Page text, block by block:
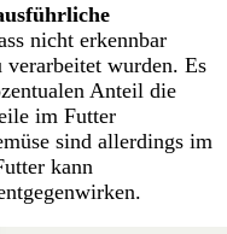
nicht erkennbar
wurden. Es
Anteil die
im Futter
sind allerdings im
kann